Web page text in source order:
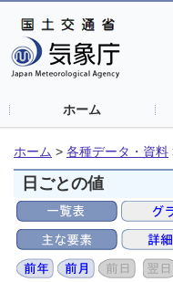
ホーム
ホーム > 各種データ・資料
日ごとの値